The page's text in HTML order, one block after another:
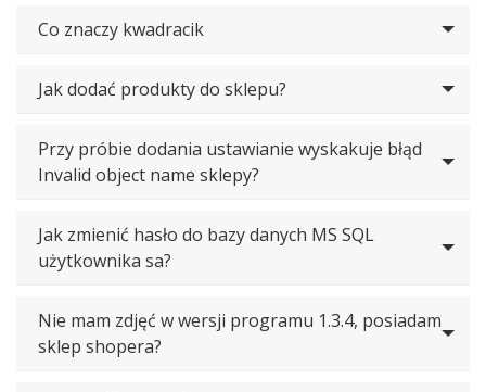
Co znaczy kwadracik
Jak dodać produkty do sklepu?
Przy próbie dodania ustawianie wyskakuje błąd
Invalid object name sklepy?
Jak zmienić hasło do bazy danych MS SQL
użytkownika sa?
Nie mam zdjęć w wersji programu 1.3.4, posiadam
sklep shopera?